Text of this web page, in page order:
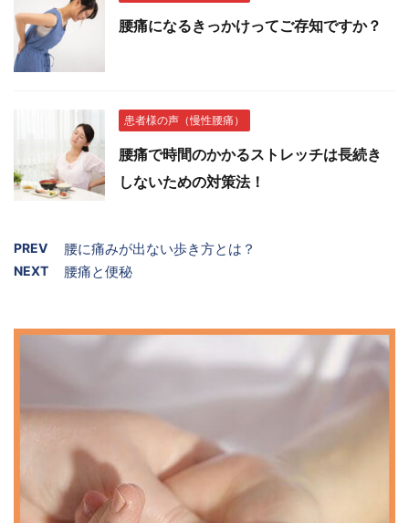
腰痛になるきっかけってご存知ですか？
患者様の声（慢性腰痛）
腰痛で時間のかかるストレッチは長続き
しないための対策法！
PREV 腰に痛みが出ない歩き方とは？
NEXT 腰痛と便秘